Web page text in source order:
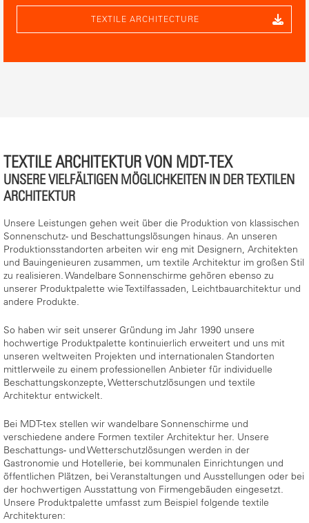
TEXTILE ARCHITECTURE
TEXTILE ARCHITEKTUR VON MDT-TEX
UNSERE VIELFÄLTIGEN MÖGLICHKEITEN IN DER TEXTILEN
ARCHITEKTUR
Unsere Leistungen gehen weit über die Produktion von klassischen
Sonnenschutz- und Beschattungslösungen hinaus. An unseren
Produktionsstandorten arbeiten wir eng mit Designern, Architekten
und Bauingenieuren zusammen, um textile Architektur im großen Stil
zu realisieren. Wandelbare Sonnenschirme gehören ebenso zu
unserer Produktpalette wie Textilfassaden, Leichtbauarchitektur und
andere Produkte.
So haben wir seit unserer Gründung im Jahr 1990 unsere
hochwertige Produktpalette kontinuierlich erweitert und uns mit
unseren weltweiten Projekten und internationalen Standorten
mittlerweile zu einem professionellen Anbieter für individuelle
Beschattungskonzepte, Wetterschutzlösungen und textile
Architektur entwickelt.
Bei MDT-tex stellen wir wandelbare Sonnenschirme und
verschiedene andere Formen textiler Architektur her. Unsere
Beschattungs- und Wetterschutzlösungen werden in der
Gastronomie und Hotellerie, bei kommunalen Einrichtungen und
öffentlichen Plätzen, bei Veranstaltungen und Ausstellungen oder bei
der hochwertigen Ausstattung von Firmengebäuden eingesetzt.
Unsere Produktpalette umfasst zum Beispiel folgende textile
Architekturen: